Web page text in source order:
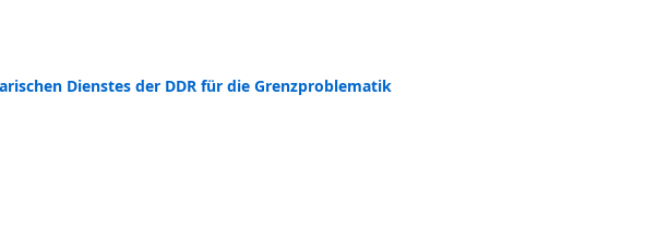
Dienstes der DDR für die Grenzproblematik